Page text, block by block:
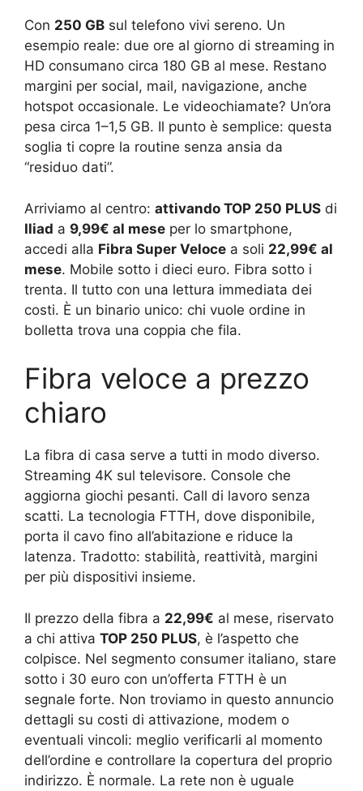
Con 250 GB sul telefono vivi sereno. Un
esempio reale: due ore al giorno di streaming in
HD consumano circa 180 GB al mese. Restano
margini per social, mail, navigazione, anche
hotspot occasionale. Le videochiamate? Un’ora
pesa circa 1–1,5 GB. Il punto è semplice: questa
soglia ti copre la routine senza ansia da
“residuo dati”.
Arriviamo al centro: attivando TOP 250 PLUS di
Iliad a 9,99€ al mese per lo smartphone,
accedi alla Fibra Super Veloce a soli 22,99€ al
mese. Mobile sotto i dieci euro. Fibra sotto i
trenta. Il tutto con una lettura immediata dei
costi. È un binario unico: chi vuole ordine in
bolletta trova una coppia che fila.
Fibra veloce a prezzo
chiaro
La fibra di casa serve a tutti in modo diverso.
Streaming 4K sul televisore. Console che
aggiorna giochi pesanti. Call di lavoro senza
scatti. La tecnologia FTTH, dove disponibile,
porta il cavo fino all’abitazione e riduce la
latenza. Tradotto: stabilità, reattività, margini
per più dispositivi insieme.
Il prezzo della fibra a 22,99€ al mese, riservato
a chi attiva TOP 250 PLUS, è l’aspetto che
colpisce. Nel segmento consumer italiano, stare
sotto i 30 euro con un’offerta FTTH è un
segnale forte. Non troviamo in questo annuncio
dettagli su costi di attivazione, modem o
eventuali vincoli: meglio verificarli al momento
dell’ordine e controllare la copertura del proprio
indirizzo. È normale. La rete non è uguale